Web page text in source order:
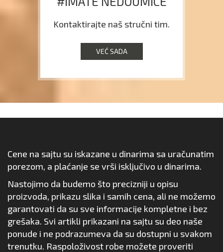
Kontaktirajte naš stručni tim.
VEĆ SADA
Cene na sajtu su iskazane u dinarima sa uračunatim
porezom, a plaćanje se vrši isključivo u dinarima.
Nastojimo da budemo što precizniji u opisu
proizvoda, prikazu slika i samih cena, ali ne možemo
garantovati da su sve informacije kompletne i bez
grešaka. Svi artikli prikazani na sajtu su deo naše
ponude i ne podrazumeva da su dostupni u svakom
trenutku. Raspoloživost robe možete proveriti